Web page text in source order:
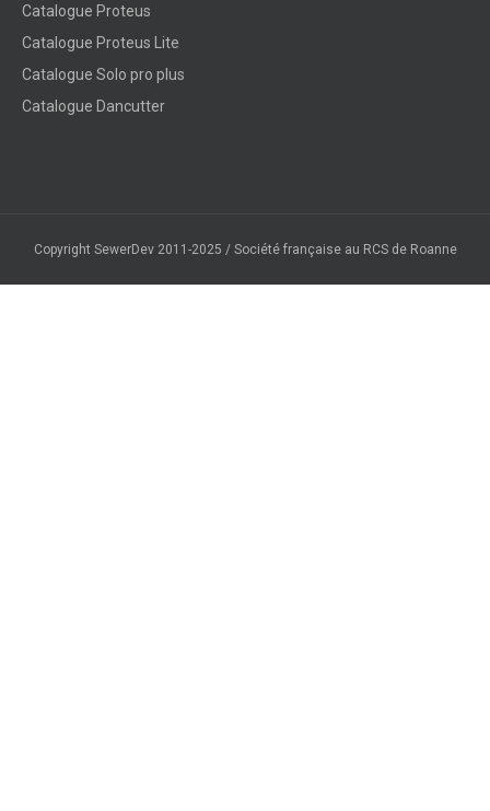
Catalogue Proteus
Catalogue Proteus Lite
Catalogue Solo pro plus
Catalogue Dancutter
Copyright SewerDev 2011-2025 / Société française au RCS de Roanne